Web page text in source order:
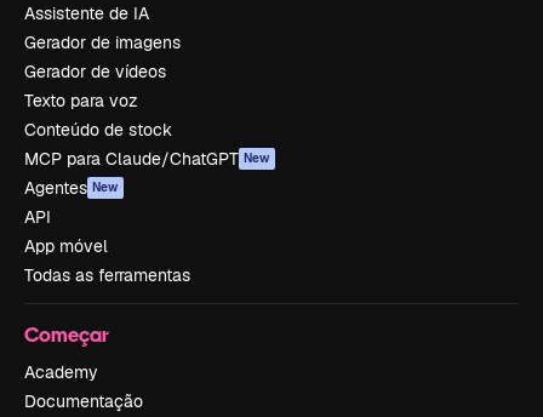
Assistente de IA
Gerador de imagens
Gerador de vídeos
Texto para voz
Conteúdo de stock
MCP para Claude/ChatGPT New
Agentes New
API
App móvel
Todas as ferramentas
Começar
Academy
Documentação